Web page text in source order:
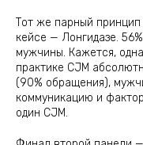
Тот же парный принцип
кейсе — Лонгидазе.
мужчины. Кажется,
практике CJM
(90% обращения),
коммуникацию и
один CJM.